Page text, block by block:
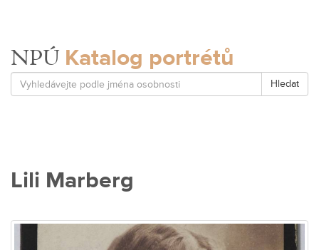
NPÚ Katalog portrétů
Hledat
Lili Marberg